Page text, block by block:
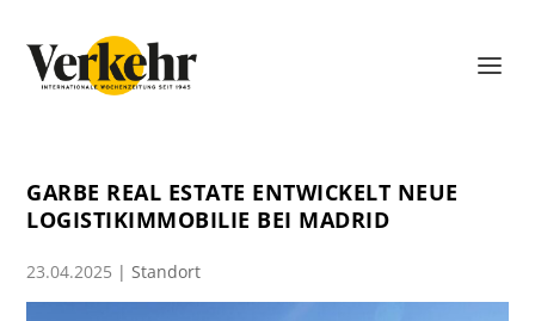
GARBE REAL ESTATE ENTWICKELT NEUE
LOGISTIKIMMOBILIE BEI MADRID
23.04.2025 |Standort